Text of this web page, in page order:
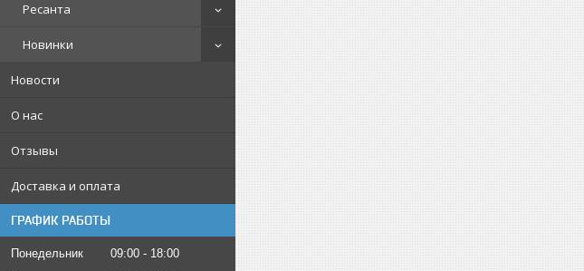
Ресанта
Новинки
Новости
О нас
Отзывы
Доставка и оплата
ГРАФИК РАБОТЫ
Понедельник 09:00
18:00